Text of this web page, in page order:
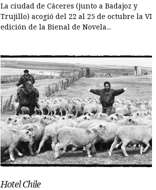
La ciudad de Cáceres (junto a Badajoz y
Trujillo) acogió del 22 al 25 de octubre la VI
edición de la Bienal de Novela...
Hotel Chile